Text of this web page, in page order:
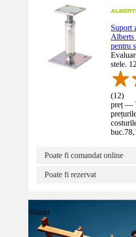
Suport
Alberts
pentru
stele.
(12)
preț —
buc.
Poate fi comandat online
Poate fi rezervat
Sfaturi